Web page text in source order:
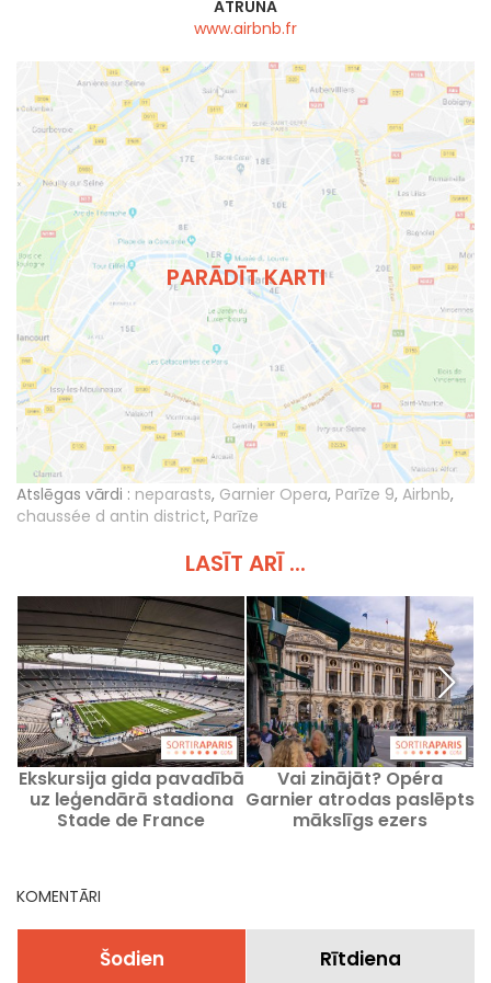
ATRUNA
www.airbnb.fr
PARĀDĪT KARTI
Atslēgas vārdi : neparasts, Garnier Opera, Parīze 9, Airbnb,
chaussée d antin district, Parīze
LASĪT ARĪ ...
Ekskursija gida pavadībā
uz leģendārā stadiona
Stade de France
Vai zinājāt? Opéra
Garnier atrodas paslēpts
mākslīgs ezers
KOMENTĀRI
Šodien Rītdiena